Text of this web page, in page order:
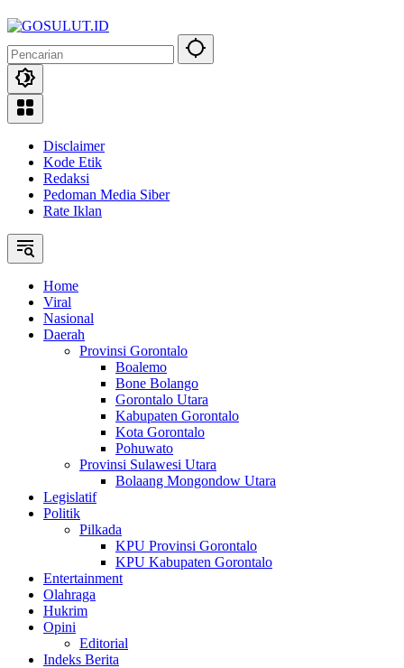
Disclaimer
Kode Etik
Redaksi
Pedoman Media Siber
Rate Iklan
Home
Viral
Nasional
Daerah
Provinsi Gorontalo
Boalemo
Bone Bolango
Gorontalo Utara
Kabupaten Gorontalo
Kota Gorontalo
Pohuwato
Provinsi Sulawesi Utara
Bolaang Mongondow Utara
Legislatif
Politik
Pilkada
KPU Provinsi Gorontalo
KPU Kabupaten Gorontalo
Entertainment
Olahraga
Hukrim
Opini
Editorial
Indeks Berita